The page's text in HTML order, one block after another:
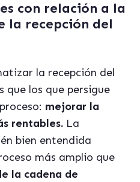
con relación a la
la recepción del
la recepción del
que los que persigue
mejorar la
rentables. La
bien entendida
más amplio que
la cadena de